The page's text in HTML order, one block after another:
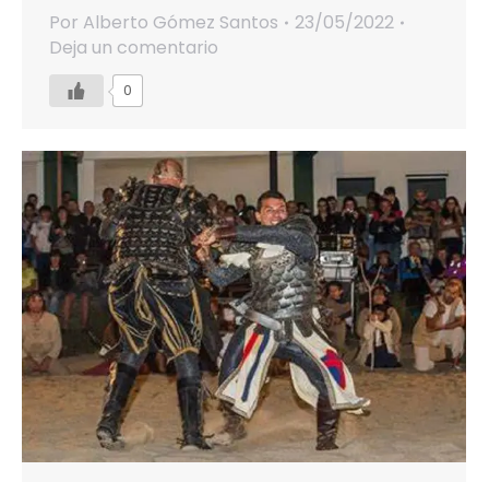
Por Alberto Gómez Santos
23/05/2022
Deja un comentario
0